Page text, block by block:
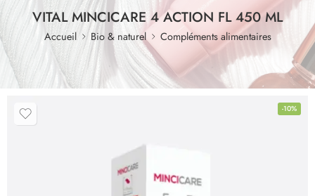
VITAL MINCICARE 4 ACTION FL 450 ML
Accueil Bio & naturel Compléments alimentaires
-10%